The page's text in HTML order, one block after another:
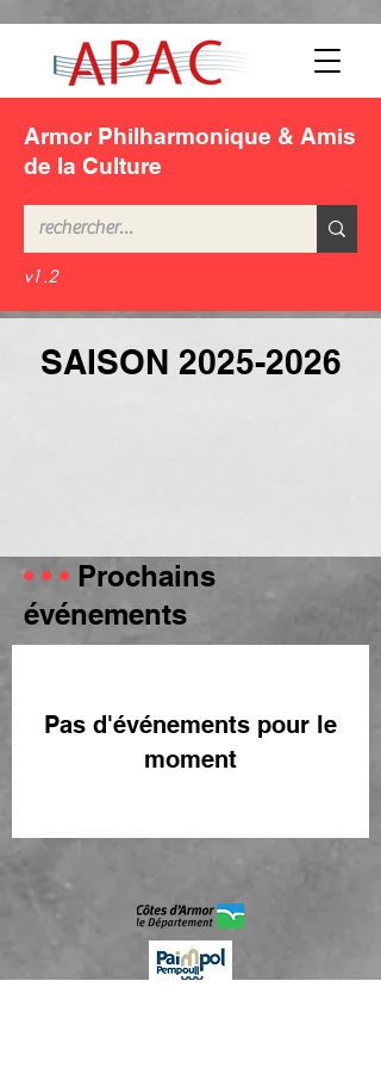
Armor Philharmonique & Amis
de la Culture
v1.2
SAISON 2025-2026
• • • Prochains
événements
Pas d'événements pour le
moment